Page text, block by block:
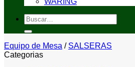
Buscar
por:
Equipo de Mesa / SALSERAS
Categorias